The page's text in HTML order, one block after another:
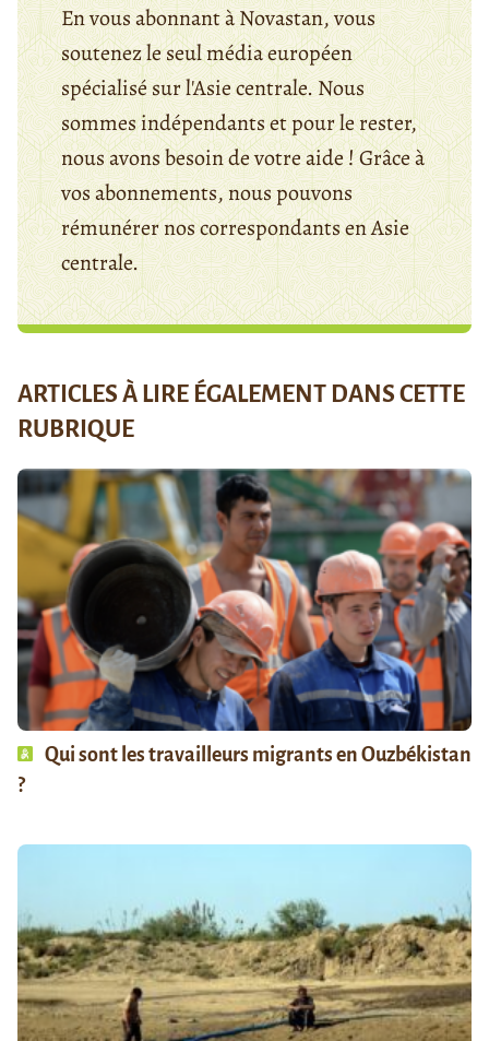
En vous abonnant à Novastan, vous
soutenez le seul média européen
spécialisé sur l'Asie centrale. Nous
sommes indépendants et pour le rester,
nous avons besoin de votre aide ! Grâce à
vos abonnements, nous pouvons
rémunérer nos correspondants en Asie
centrale.
ARTICLES À LIRE ÉGALEMENT DANS CETTE
RUBRIQUE
Qui sont les travailleurs migrants en Ouzbékistan
?